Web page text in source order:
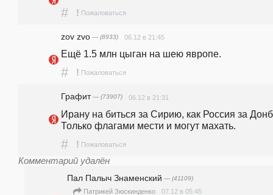
# ! Пожаловаться
zov zvo — (8933) 06.12 в 21:45
Ещё 1.5 млн цыган на шею явропе.
# ! Пожаловаться
Графит— (73907) 06.12 в 21:31
Ирану на биться за Сирию, как Россия за
Только флагами мести и могут махать.
# ! Пожаловаться
Комментарий удалён
Пал Палыч Знаменский — (41109)
Патрикей Зюскинденко 07.12 в 05:45